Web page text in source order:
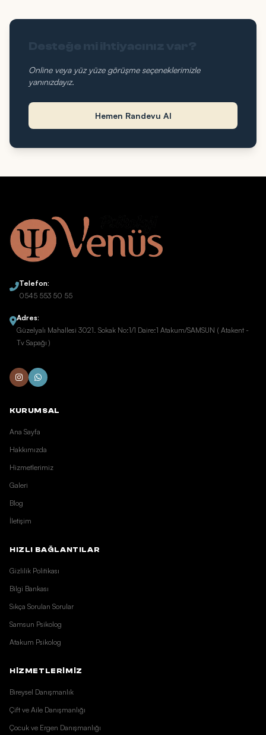
Online veya yüz yüze görüşme seçeneklerimizle
yanınızdayız.
Hemen Randevu Al
Telefon:
0545 553 50 55
Adres:
Güzelyalı Mahallesi 3021. Sokak No:1/1 Daire:1 Atakum/SAMSUN ( Atakent -
Tv Sapağı )
KURUMSAL
Ana Sayfa
Hakkımızda
Hizmetlerimiz
Galeri
Blog
İletişim
HIZLI BAĞLANTILAR
Gizlilik Politikası
Bilgi Bankası
Sıkça Sorulan Sorular
Samsun Psikolog
Atakum Psikolog
HİZMETLERİMİZ
Bireysel Danışmanlık
Çift ve Aile Danışmanlığı
Çocuk ve Ergen Danışmanlığı